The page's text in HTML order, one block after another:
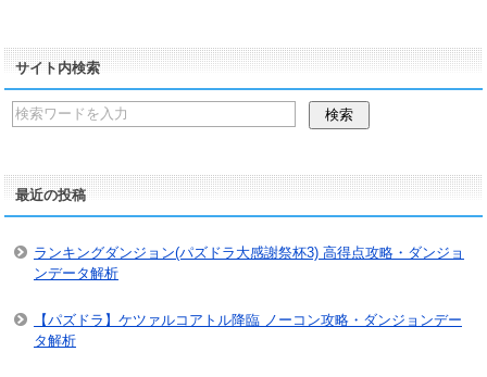
サイト内検索
最近の投稿
ランキングダンジョン(パズドラ大感謝祭杯3) 高得点攻略・ダンジョ
ンデータ解析
【パズドラ】ケツァルコアトル降臨 ノーコン攻略・ダンジョンデー
タ解析